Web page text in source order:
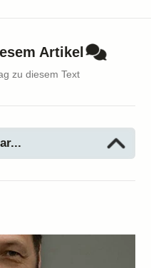
Artikel
zu diesem Text